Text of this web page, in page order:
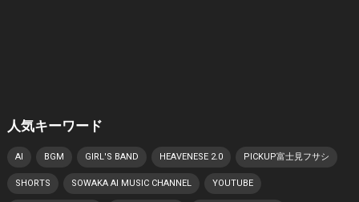
人気キーワード
AI BGM GIRL'S BAND HEAVENESE 2.0 PICKUP富士見フサシ
SHORTS SOWAKA AI MUSIC CHANNEL YOUTUBE